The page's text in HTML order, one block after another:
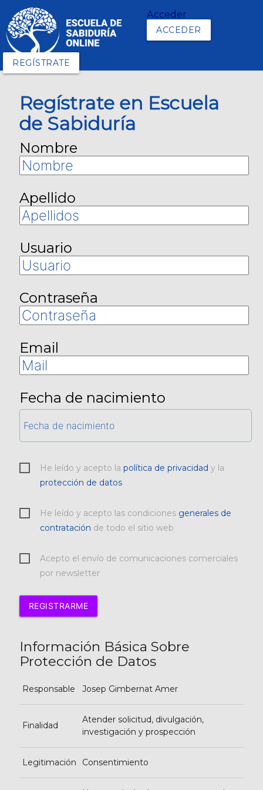
Acceder
ACCEDER
REGÍSTRATE
Regístrate en Escuela
de Sabiduría
Nombre
Apellido
Usuario
Contraseña
Email
Fecha de nacimiento
He leído y acepto la política de privacidad y la
protección de datos
He leído y acepto las condiciones generales de
contratación de todo el sitio web
Acepto el envío de comunicaciones comerciales
por newsletter
REGISTRARME
Información Básica Sobre
Protección de Datos
Responsable Josep Gimbernat Amer
Finalidad
Atender solicitud, divulgación,
investigación y prospección
Legitimación Consentimiento